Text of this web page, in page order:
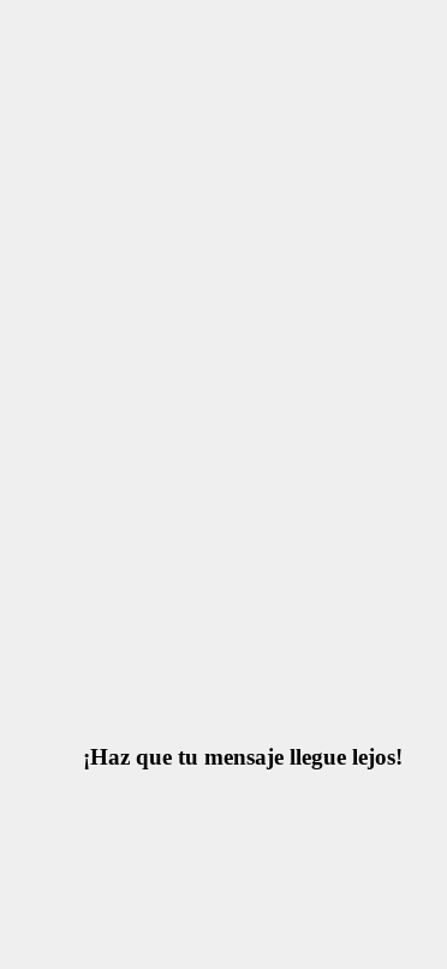
¡Haz que tu mensaje llegue lejos!